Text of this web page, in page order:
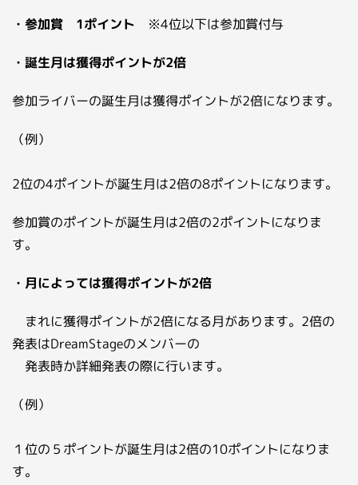
・参加賞 1ポイント ※4位以下は参加賞付与
・誕生月は獲得ポイントが2倍
参加ライバーの誕生月は獲得ポイントが2倍になります。
（例）
2位の4ポイントが誕生月は2倍の8ポイントになります。
参加賞のポイントが誕生月は2倍の2ポイントになりま
す。
・月によっては獲得ポイントが2倍
まれに獲得ポイントが2倍になる月があります。2倍の
発表はDreamStageのメンバーの
発表時か詳細発表の際に行います。
（例）
１位の５ポイントが誕生月は2倍の10ポイントになりま
す。